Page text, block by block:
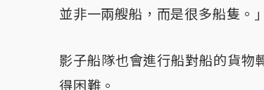
並非一兩艘船，而是很多船隻。」
影子船隊也會進行船對船的貨物
得困難。